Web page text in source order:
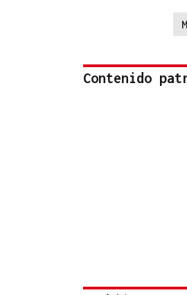
Contenido